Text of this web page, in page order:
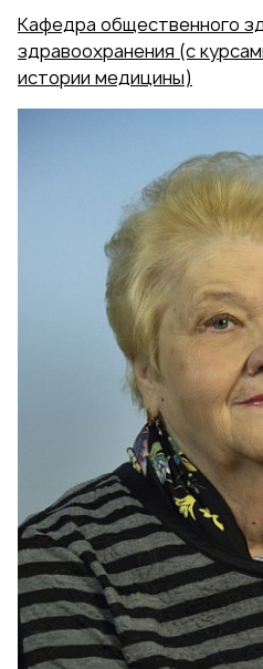
Кафедра общественного
здравоохранения (с
истории медицины)